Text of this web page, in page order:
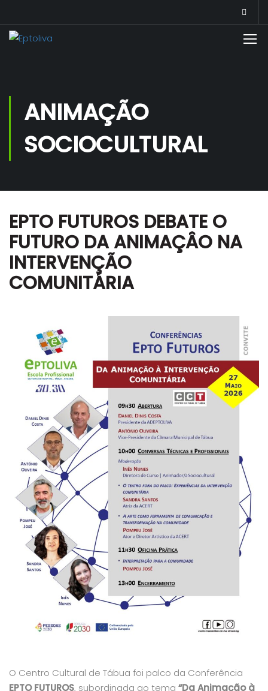
ANIMAÇÃO
SOCIOCULTURAL
EPTO FUTUROS DEBATE O
FUTURO DA ANIMAÇÂO NA
INTERVENÇÃO
COMUNITÁRIA
O Centro Cultural de Tábua foi palco da Conferência
EPTO FUTUROS, subordinada ao tema “Da Animação à